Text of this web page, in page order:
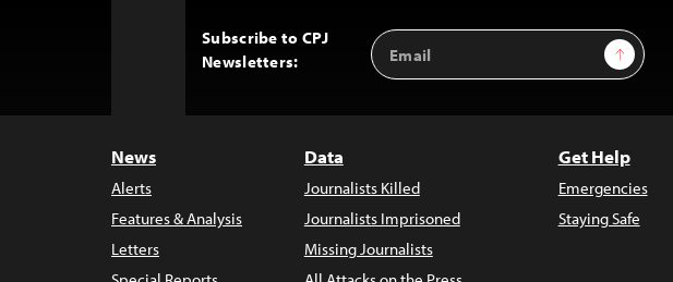
Subscribe to CPJ
Newsletters:
Email
Address
Sign Up
News
Alerts
Features & Analysis
Letters
Data
Journalists Killed
Journalists Imprisoned
Missing Journalists
Get Help
Emergencies
Staying Safe